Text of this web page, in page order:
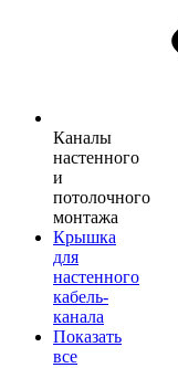
Каналы
настенного
и
потолочного
монтажа
Крышка
для
настенного
кабель-
канала
Показать
все